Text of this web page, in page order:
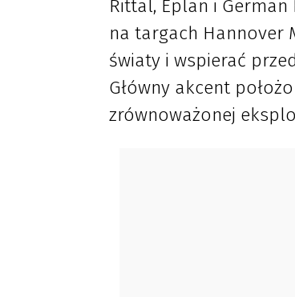
Rittal, Eplan i
na targach Hannover
światy i wspierać
Główny akcent
zrównoważonej